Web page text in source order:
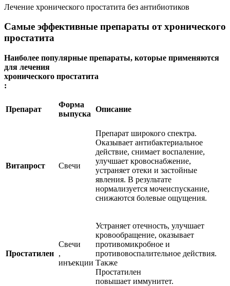
Лечение хронического простатита без антибиотиков
Самые эффективные препараты от хронического
простатита
Наиболее популярные препараты, которые применяются
для лечения
хронического простатита
:
Препарат
Форма
выпуска
Описание
Витапрост Свечи
Препарат широкого спектра.
Оказывает антибактериальное
действие, снимает воспаление,
улучшает кровоснабжение,
устраняет отеки и застойные
явления. В результате
нормализуется мочеиспускание,
снижаются болевые ощущения.
Простатилен
Свечи
,
инъекции
Устраняет отечность, улучшает
кровообращение, оказывает
противомикробное и
противовоспалительное действия.
Также
Простатилен
повышает иммунитет.